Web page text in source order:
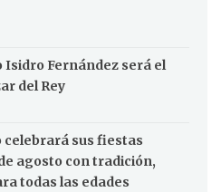
Fernández será el
del Rey
celebrará sus fiestas
agosto con tradición,
todas las edades